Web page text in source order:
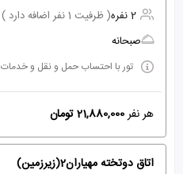
2 نفره
( ظرفیت 1 نفر اضافه دارد )
صبحانه
تور با احتساب حمل و نقل و خدمات
هر نفر21,880,000 تومان
اتاق دوتخته مهیاران2(زیرزمین)